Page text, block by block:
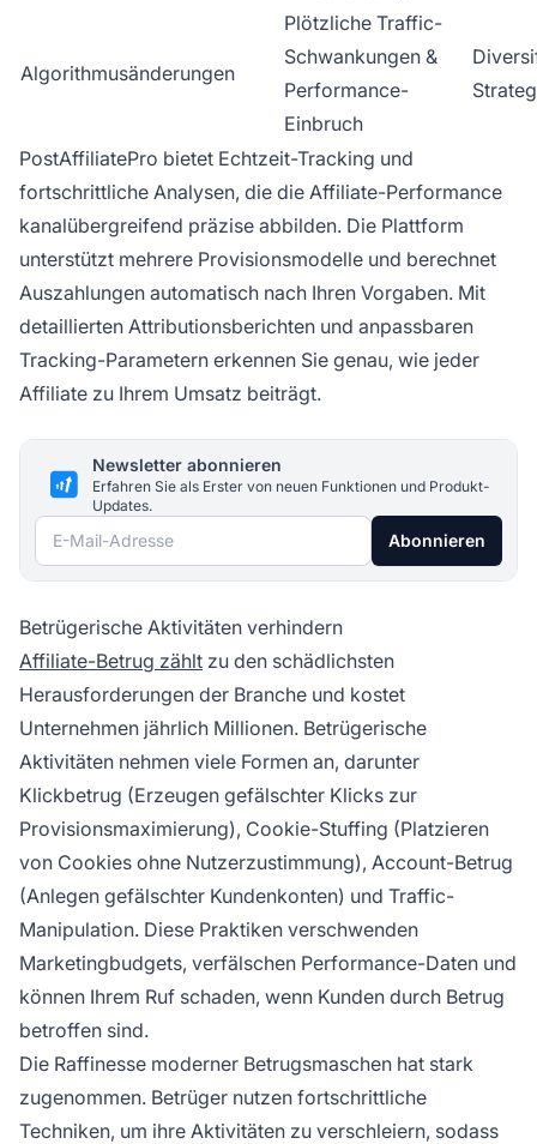
Algorithmusänderungen
Plötzliche Traffic-
Schwankungen &
Performance-
Einbruch
PostAffiliatePro bietet Echtzeit-Tracking und
fortschrittliche Analysen, die die Affiliate-Performance
kanalübergreifend präzise abbilden. Die Plattform
unterstützt mehrere Provisionsmodelle und berechnet
Auszahlungen automatisch nach Ihren Vorgaben. Mit
detaillierten Attributionsberichten und anpassbaren
Tracking-Parametern erkennen Sie genau, wie jeder
Affiliate zu Ihrem Umsatz beiträgt.
Newsletter abonnieren
Erfahren Sie als Erster von neuen Funktionen und Produkt-
Updates.
E-Mail-Adresse Abonnieren
Betrügerische Aktivitäten verhindern
Affiliate-Betrug zählt zu den schädlichsten
Herausforderungen der Branche und kostet
Unternehmen jährlich Millionen. Betrügerische
Aktivitäten nehmen viele Formen an, darunter
Klickbetrug (Erzeugen gefälschter Klicks zur
Provisionsmaximierung), Cookie-Stuffing (Platzieren
von Cookies ohne Nutzerzustimmung), Account-Betrug
(Anlegen gefälschter Kundenkonten) und Traffic-
Manipulation. Diese Praktiken verschwenden
Marketingbudgets, verfälschen Performance-Daten und
können Ihrem Ruf schaden, wenn Kunden durch Betrug
betroffen sind.
Die Raffinesse moderner Betrugsmaschen hat stark
zugenommen. Betrüger nutzen fortschrittliche
Techniken, um ihre Aktivitäten zu verschleiern, sodass